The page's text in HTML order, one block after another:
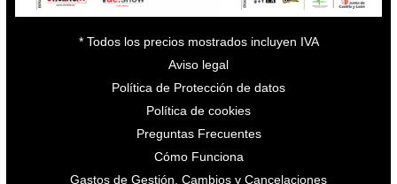
* Todos los precios mostrados incluyen IVA
Aviso legal
Política de Protección de datos
Política de cookies
Preguntas Frecuentes
Cómo Funciona
Gastos de Gestión, Cambios y Cancelaciones